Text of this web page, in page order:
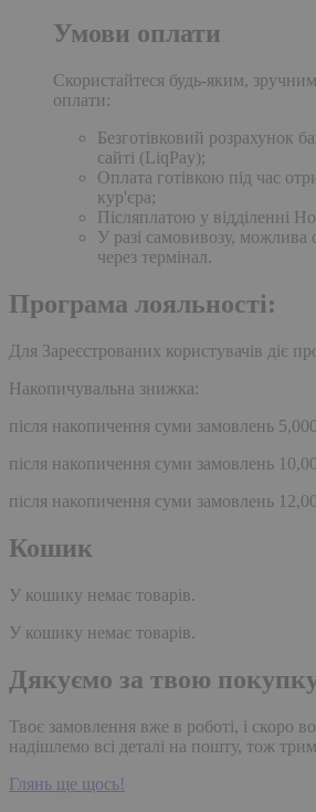
Умови оплати
Скористайтеся будь-яким,
оплати:
Безготівковий розрахунок
сайті (LiqPay);
Оплата готівкою під час
кур'єра;
Післяплатою у відділенні
У разі самовивозу, можлива
через термінал.
Програма лояльності:
Для Зареєстрованих користувачів діє
Накопичувальна знижка:
після накопичення суми замовлень
після накопичення суми замовлень
після накопичення суми замовлень
Кошик
У кошику немає товарів.
У кошику немає товарів.
Дякуємо за твою
Твоє замовлення вже в роботі, і скоро
надішлемо всі деталі на пошту, тож
Глянь ще щось!